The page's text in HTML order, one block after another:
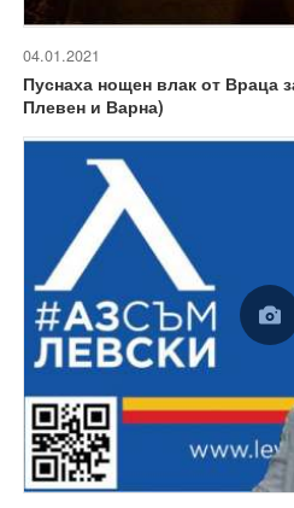
04.01.2021
Пуснаха нощен влак от Враца
Плевен и Варна)